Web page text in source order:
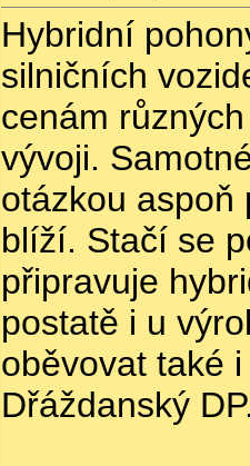
Hybridní
silničních
cenám
vývoji.
otázkou aspoň
blíží. Stačí se
připravuje
postatě i u
oběvovat také
Dřáždanský